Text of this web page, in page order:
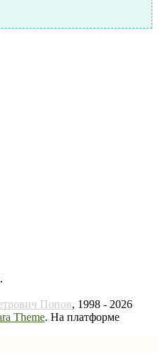
Попов, 1998 - 2026
Theme. На платформе